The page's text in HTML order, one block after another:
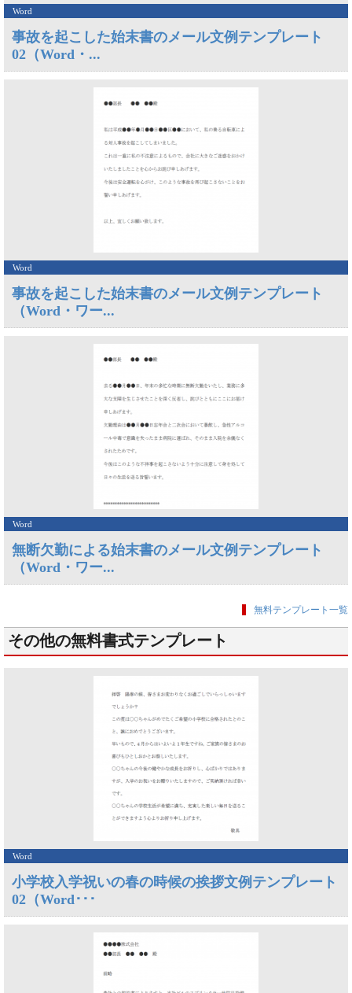
Word
事故を起こした始末書のメール文例テンプレート
02（Word・...
Word
事故を起こした始末書のメール文例テンプレート
（Word・ワー...
Word
無断欠勤による始末書のメール文例テンプレート
（Word・ワー...
無料テンプレート一覧
その他の無料書式テンプレート
Word
小学校入学祝いの春の時候の挨拶文例テンプレート
02（Word･･･